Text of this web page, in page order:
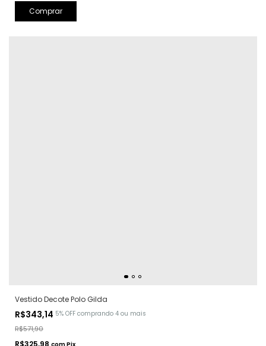
Comprar
Vestido Decote Polo Gilda
R$343,14 5% OFF comprando 4 ou mais
R$571,90
R$325,98